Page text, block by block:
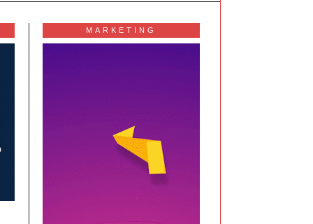
MARKETING